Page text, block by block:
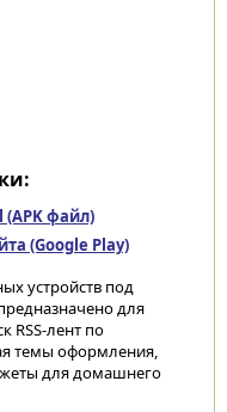
(APK файл)
(Google Play)
устройств под
для
RSS-лент по
темы оформления,
для домашнего